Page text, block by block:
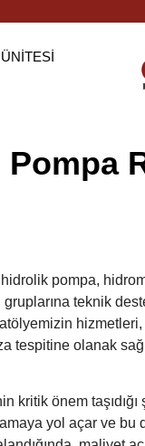
Pompa
hidrolik pompa,
teknik
hizmetleri,
tespitine olanak
kritik önem taşıdığı
yol açar ve bu